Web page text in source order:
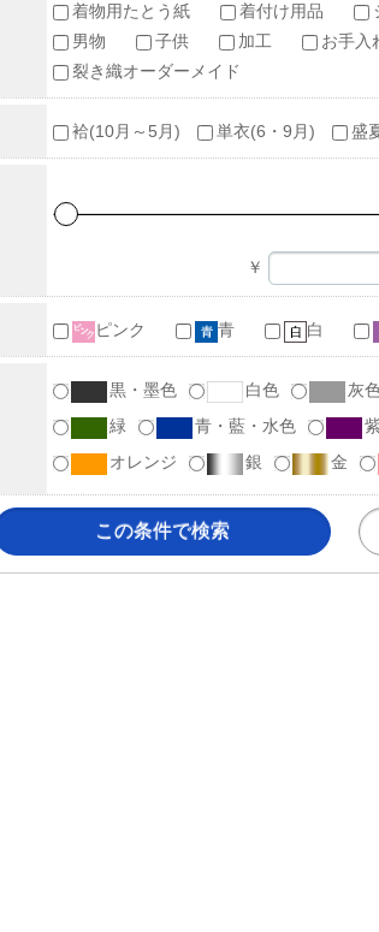
着物用たとう紙
着付け用品
男物
子供 加工 お手入
裂き織オーダーメイド
袷(10月～5月) 単衣(6・9月) 盛
￥
ピンク 青 白
黒・墨色 白色 灰
緑
青・藍・水色
オレンジ
銀 金